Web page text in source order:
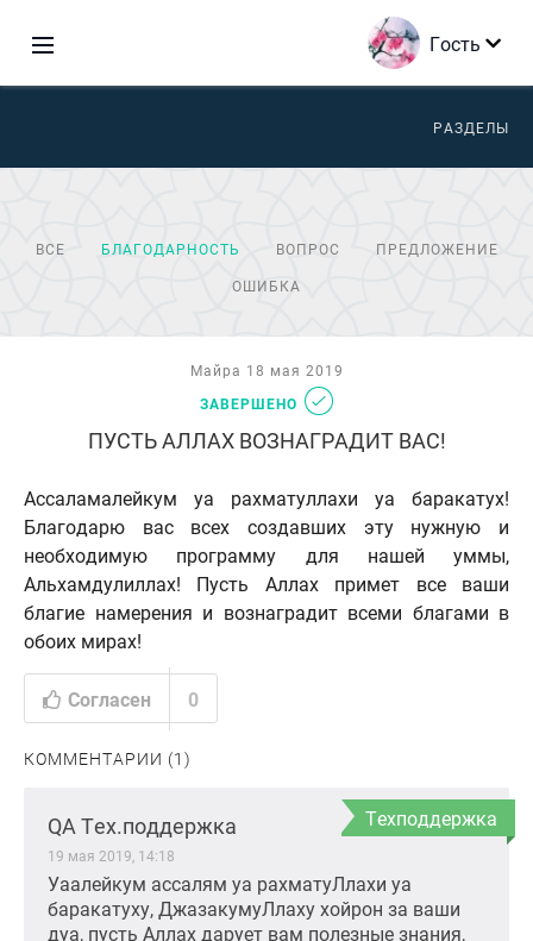
Гость
РАЗДЕЛЫ
ВСЕ БЛАГОДАРНОСТЬ ВОПРОС
ПРЕДЛОЖЕНИЕ
ОШИБКА
Майра 18 мая 2019
ЗАВЕРШЕНО
ПУСТЬ АЛЛАХ ВОЗНАГРАДИТ ВАС!
Ассаламалейкум уа рахматуллахи уа баракатух!
Благодарю вас всех создавших эту нужную и
необходимую программу для нашей уммы,
Альхамдулиллах! Пусть Аллах примет все ваши
благие намерения и вознаградит всеми благами в
обоих мирах!
Согласен 0
КОММЕНТАРИИ (1)
Техподдержка
QA Тех.поддержка
19 мая 2019, 14:18
Уаалейкум ассалям уа рахматуЛлахи уа
баракатуху, ДжазакумуЛлаху хойрон за ваши
дуа, пусть Аллах дарует вам полезные знания,